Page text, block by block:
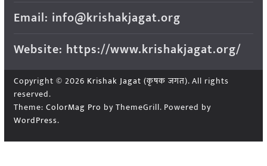
Email: info@krishakjagat.org
Website: https://www.krishakjagat.org/
Copyright © 2026 Krishak Jagat (कृषक जगत). All rights
reserved.
Theme: ColorMag Pro by ThemeGrill. Powered by
WordPress.